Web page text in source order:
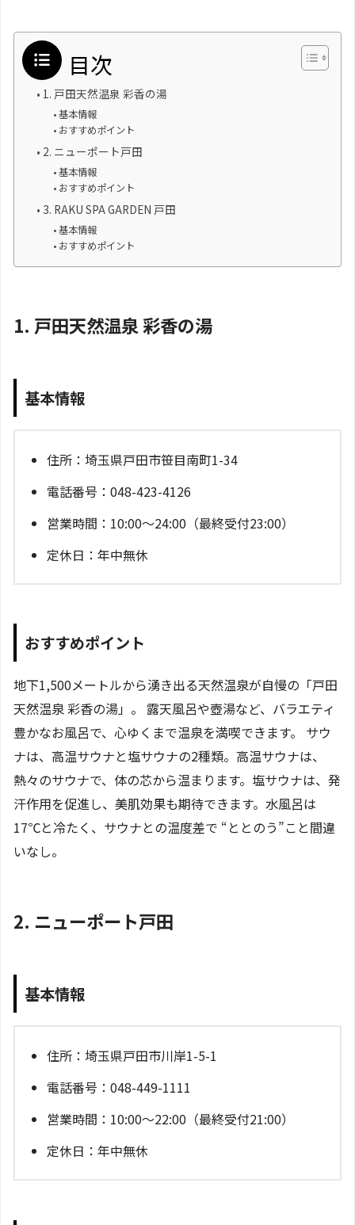
目次
1. 戸田天然温泉 彩香の湯
基本情報
おすすめポイント
2. ニューポート戸田
基本情報
おすすめポイント
3. RAKU SPA GARDEN 戸田
基本情報
おすすめポイント
1. 戸田天然温泉 彩香の湯
基本情報
住所：埼玉県戸田市笹目南町1-34
電話番号：048-423-4126
営業時間：10:00～24:00（最終受付23:00）
定休日：年中無休
おすすめポイント
地下1,500メートルから湧き出る天然温泉が自慢の「戸田
天然温泉 彩香の湯」。 露天風呂や壺湯など、バラエティ
豊かなお風呂で、心ゆくまで温泉を満喫できます。 サウ
ナは、高温サウナと塩サウナの2種類。高温サウナは、
熱々のサウナで、体の芯から温まります。塩サウナは、発
汗作用を促進し、美肌効果も期待できます。水風呂は
17℃と冷たく、サウナとの温度差で “ととのう”こと間違
いなし。
2. ニューポート戸田
基本情報
住所：埼玉県戸田市川岸1-5-1
電話番号：048-449-1111
営業時間：10:00～22:00（最終受付21:00）
定休日：年中無休